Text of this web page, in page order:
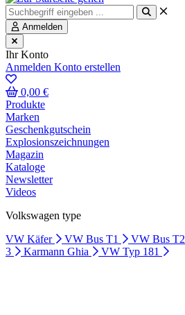
Anmelden
Ihr Konto
Anmelden Konto erstellen
0,00 €
Produkte
Marken
Geschenkgutschein
Explosionszeichnungen
Magazin
Kataloge
Newsletter
Videos
Volkswagen type
VW Käfer
VW Bus T1 VW Bus T2
3
Karmann Ghia VW Typ 181